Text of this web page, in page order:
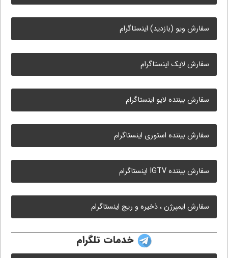
سفارش ویو (بازدید) اینستاگرام
سفارش لایک اینستاگرام
سفارش بیننده لایو اینستاگرام
سفارش بیننده استوری اینستاگرام
سفارش بیننده IGTV اینستاگرام
سفارش ایمپرژن ، ذخیره و ریچ اینستاگرام
خدمات تلگرام